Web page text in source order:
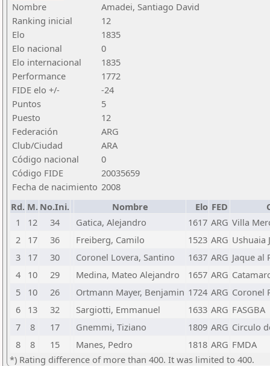
Nombre
Amadei, Santiago David
Ranking inicial
12
Elo
1835
Elo nacional
0
Elo internacional
1835
Performance
1772
FIDE elo +/-
-24
Puntos
5
Puesto
12
Federación
ARG
Club/Ciudad
ARA
Código nacional
0
Código FIDE
20035659
Fecha de nacimiento 2008
Rd. M. No.Ini. Nombre Elo FED
1
12 34 Gatica, Alejandro 1617 ARG Villa
2
17 36 Freiberg, Camilo 1523 ARG Ushuaia
3
17 30 Coronel Lovera, Santino 1637 ARG Jaque al
4
10 29 Medina, Mateo Alejandro 1657 ARG
5
10 26 Ortmann Mayer, Benjamin 1724 ARG Coronel
6
13 32 Sargiotti, Emmanuel 1633 ARG FASGBA
7
8 17 Gnemmi, Tiziano 1809 ARG Circulo
8
8 15 Manes, Pedro 1818 ARG FMDA
*) Rating difference of more than 400. It was limited to 400.